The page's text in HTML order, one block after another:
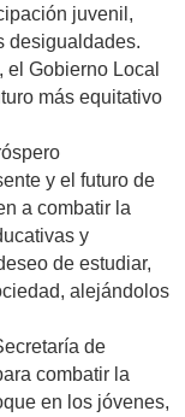
juvenil,
desigualdades.
Gobierno Local
más equitativo
y el futuro de
a combatir la
y
de estudiar,
alejándolos
de
combatir la
en los jóvenes,